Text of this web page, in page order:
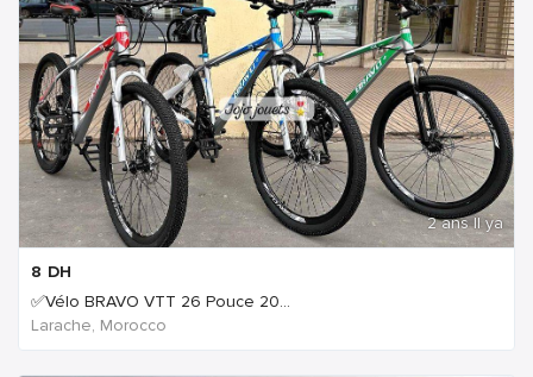
2 ans Il ya
8 DH
✅Vélo BRAVO VTT 26 Pouce 20...
Larache, Morocco